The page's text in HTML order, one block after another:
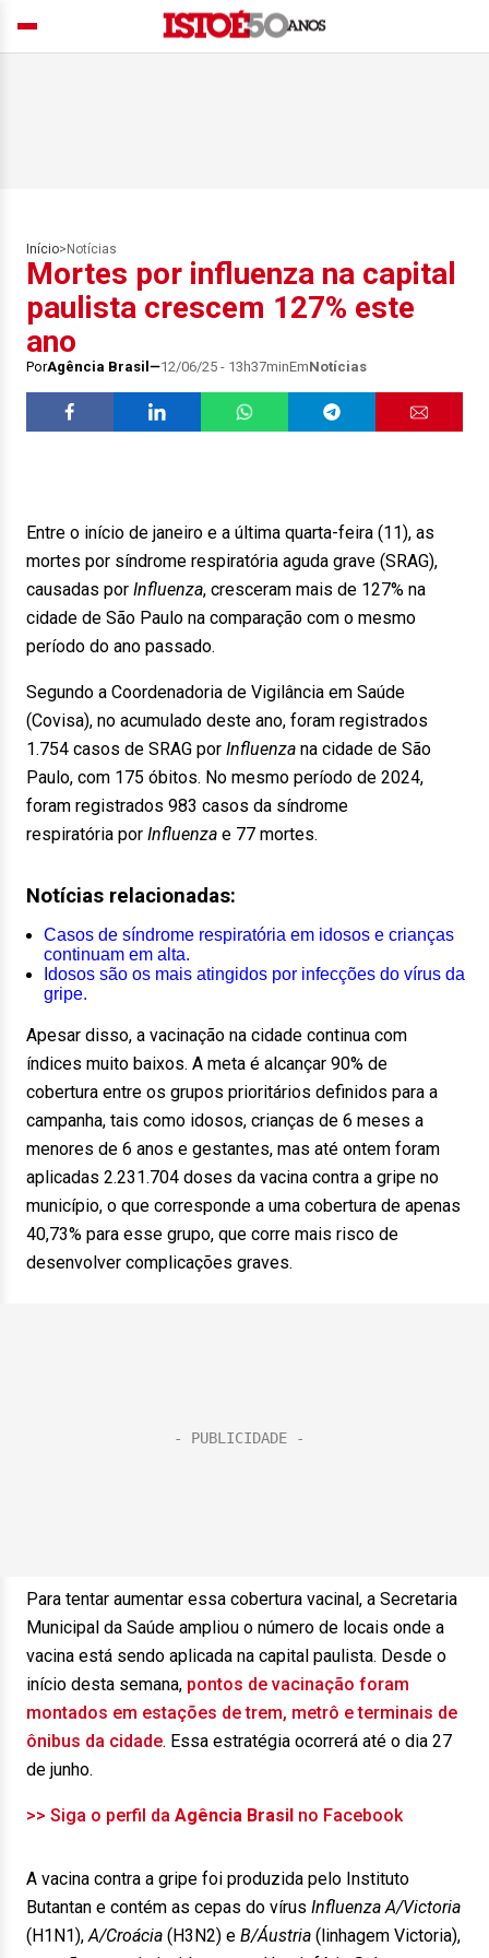
Início> Notícias
Mortes por influenza na capital
paulista crescem 127% este
ano
PorAgência Brasil 12/06/25 - 13h37minEmNotícias
Entre o início de janeiro e a última quarta-feira (11), as
mortes por síndrome respiratória aguda grave (SRAG),
causadas por Influenza, cresceram mais de 127% na
cidade de São Paulo na comparação com o mesmo
período do ano passado.
Segundo a Coordenadoria de Vigilância em Saúde
(Covisa), no acumulado deste ano, foram registrados
1.754 casos de SRAG por Influenza na cidade de São
Paulo, com 175 óbitos. No mesmo período de 2024,
foram registrados 983 casos da síndrome
respiratória por Influenza e 77 mortes.
Notícias relacionadas:
Casos de síndrome respiratória em idosos e crianças
continuam em alta.
Idosos são os mais atingidos por infecções do vírus da
gripe.
Apesar disso, a vacinação na cidade continua com
índices muito baixos. A meta é alcançar 90% de
cobertura entre os grupos prioritários definidos para a
campanha, tais como idosos, crianças de 6 meses a
menores de 6 anos e gestantes, mas até ontem foram
aplicadas 2.231.704 doses da vacina contra a gripe no
município, o que corresponde a uma cobertura de apenas
40,73% para esse grupo, que corre mais risco de
desenvolver complicações graves.
Para tentar aumentar essa cobertura vacinal, a Secretaria
Municipal da Saúde ampliou o número de locais onde a
vacina está sendo aplicada na capital paulista. Desde o
início desta semana, pontos de vacinação foram
montados em estações de trem, metrô e terminais de
ônibus da cidade. Essa estratégia ocorrerá até o dia 27
de junho.
>> Siga o perfil da Agência Brasil no Facebook
A vacina contra a gripe foi produzida pelo Instituto
Butantan e contém as cepas do vírus Influenza A/Victoria
(H1N1),A/Croácia (H3N2) e B/Áustria (linhagem Victoria),